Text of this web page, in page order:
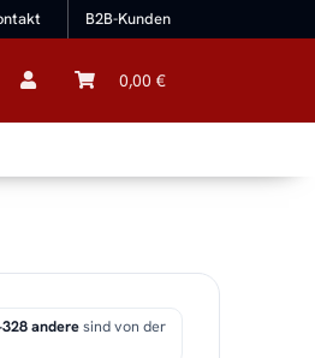
B2B-Kunden
0,00 €
anderesind von der